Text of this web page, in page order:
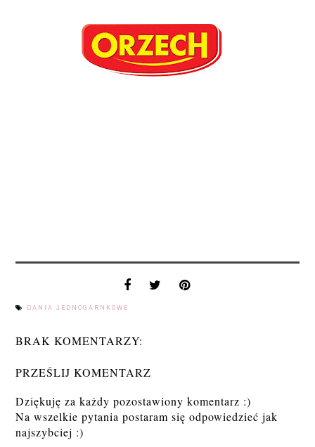
DANIA JEDNOGARNKOWE
BRAK KOMENTARZY:
PRZEŚLIJ KOMENTARZ
Dziękuję za każdy pozostawiony komentarz :)
Na wszelkie pytania postaram się odpowiedzieć jak
najszybciej :)